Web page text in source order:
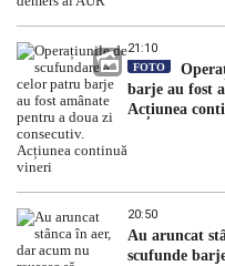
21:10
FOTO
barje au fost
Acțiunea
20:50
Au aruncat
scufunde